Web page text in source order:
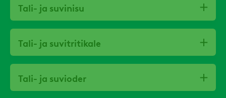
Tali- ja suvinisu
Tali- ja suvitritikale
Tali- ja suvioder